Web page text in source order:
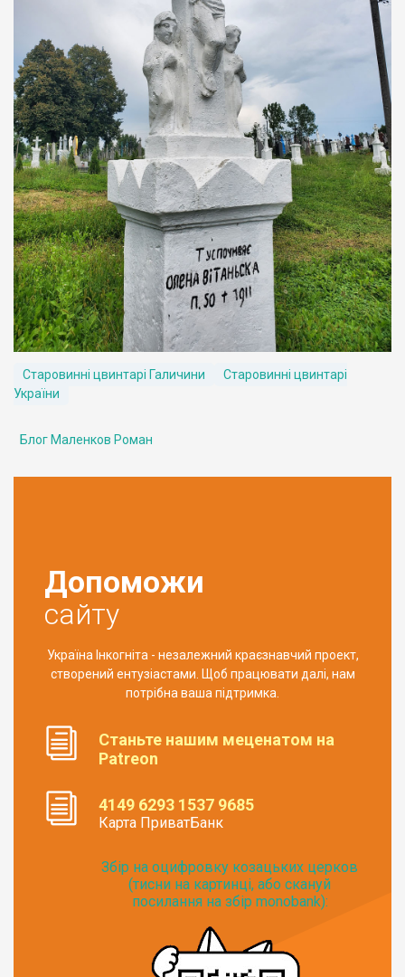
Старовинні цвинтарі Галичини
Старовинні цвинтарі
України
Блог Маленков Роман
Допоможи
сайту
Україна Інкогніта - незалежний краєзнавчий проект,
створений ентузіастами. Щоб працювати далі, нам
потрібна ваша підтримка.
Станьте нашим меценатом на
Patreon
4149 6293 1537 9685
Карта ПриватБанк
Збір на оцифровку козацьких церков
(тисни на картинці, або скануй
посилання на збір monobank):